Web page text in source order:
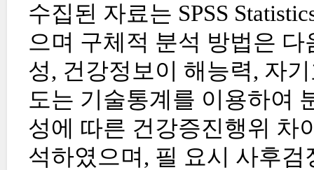
수집된 자료는 SPSS
으며 구체적 분석 방법은
성, 건강정보이 해능력, 자
도는 기술통계를 이용하여
성에 따른 건강증진행위 차
석하였으며, 필 요시 사후검